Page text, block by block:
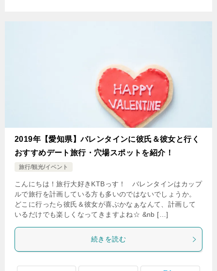
2019年【愛知県】バレンタインに彼氏＆彼女と行く
おすすめデート旅行・穴場スポットを紹介！
旅行/観光/イベント
こんにちは！旅行大好きKTBっす！ バレンタインはカップ
ルで旅行を計画している方も多いのではないでしょうか。
どこに行ったら彼氏＆彼女が喜ぶかなぁなんて、計画して
いるだけでも楽しくなってきますよね☆ &nb […]
続きを読む